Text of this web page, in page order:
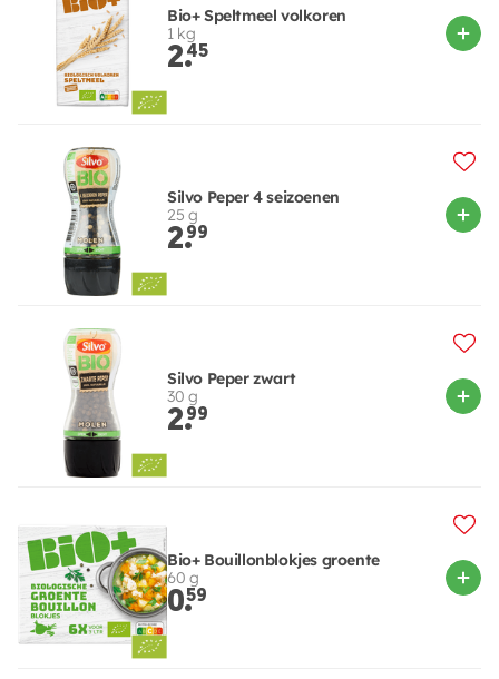
Bio+ Speltmeel volkoren
1 kg
2.45
Silvo Peper 4 seizoenen
25 g
2.99
Silvo Peper zwart
30 g
2.99
Bio+ Bouillonblokjes groente
60 g
0.59